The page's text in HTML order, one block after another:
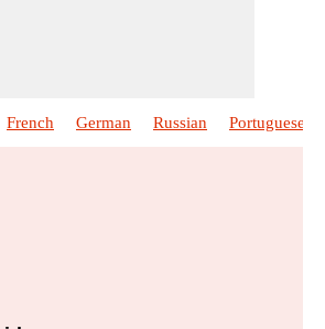
French German Russian Portuguese